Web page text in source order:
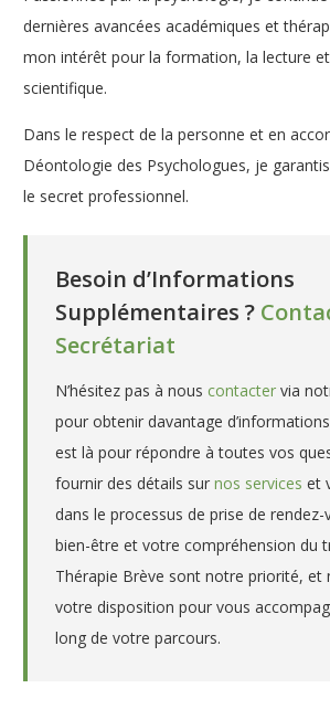
dernières avancées académiques et
mon intérêt pour la formation, la lecture
scientifique.
Dans le respect de la personne et en
Déontologie des Psychologues, je
le secret professionnel.
Besoin d’Informations
Supplémentaires ?
Secrétariat
N’hésitez pas à nous contacter via
pour obtenir davantage
est là pour répondre à toutes vos
fournir des détails sur nos services et
dans le processus de prise de rendez-
bien-être et votre compréhension du
Thérapie Brève sont notre priorité, et
votre disposition pour vous
long de votre parcours.